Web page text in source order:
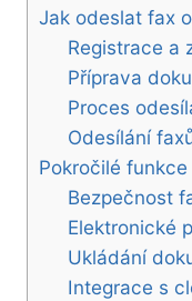
Jak odeslat fax
Registrace a
Příprava
Proces
Odesílání
Pokročilé
Bezpečnost
Elektronické
Ukládání
Integrace s